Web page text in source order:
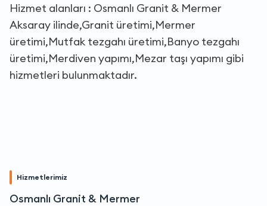
Hizmet alanları : Osmanlı Granit & Mermer
Aksaray ilinde,Granit üretimi,Mermer
üretimi,Mutfak tezgahı üretimi,Banyo tezgahı
üretimi,Merdiven yapımı,Mezar taşı yapımı gibi
hizmetleri bulunmaktadır.
Hizmetlerimiz
Osmanlı Granit & Mermer